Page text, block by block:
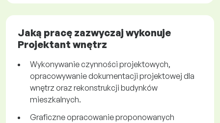
Jaką pracę zazwyczaj wykonuje
Projektant wnętrz
Wykonywanie czynności projektowych,
opracowywanie dokumentacji projektowej dla
wnętrz oraz rekonstrukcji budynków
mieszkalnych.
Graficzne opracowanie proponowanych